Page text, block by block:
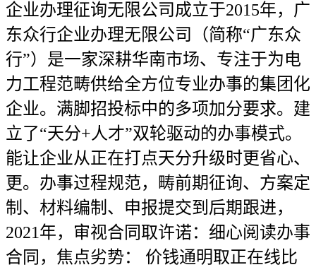
企业办理征询无限公司成立于2015年，广
东众行企业办理无限公司（简称“广东众
行”）是一家深耕华南市场、专注于为电
力工程范畴供给全方位专业办事的集团化
企业。满脚招投标中的多项加分要求。建
立了“天分+人才”双轮驱动的办事模式。
能让企业从正在打点天分升级时更省心、
更。办事过程规范，畴前期征询、方案定
制、材料编制、申报提交到后期跟进，
2021年，审视合同取许诺：细心阅读办事
合同，焦点劣势： 价钱通明取正在线比